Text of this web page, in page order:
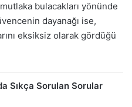
mutlaka bulacakları yönünde
dayanağı ise,
eksiksiz olarak gördüğü
Sıkça Sorulan Sorular